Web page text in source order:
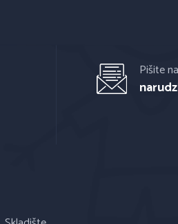
Pišite